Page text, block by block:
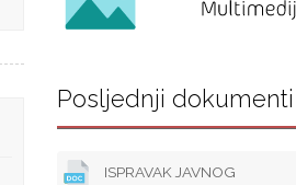
Posljednji dokumenti
ISPRAVAK JAVNOG